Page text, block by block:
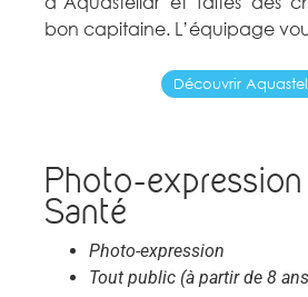
bon capitaine. L’équipage
Découvrir
Photo-expression
Santé
Photo-expression
Tout public (à partir de 8